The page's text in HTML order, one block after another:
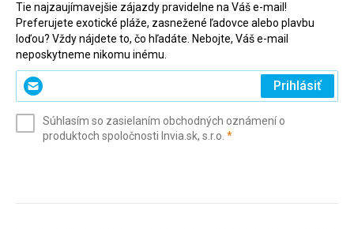
Tie najzaujímavejšie zájazdy pravidelne na Váš e-mail!
Preferujete exotické pláže, zasnežené ľadovce alebo plavbu
loďou? Vždy nájdete to, čo hľadáte. Nebojte, Váš e-mail
neposkytneme nikomu inému.
Zadajte
svoj
(povinné)
Prihlásiť
Súhlasím so zasielaním obchodných oznámení o
produktoch spoločnosti Invia.sk, s.r.o. *(povinné)